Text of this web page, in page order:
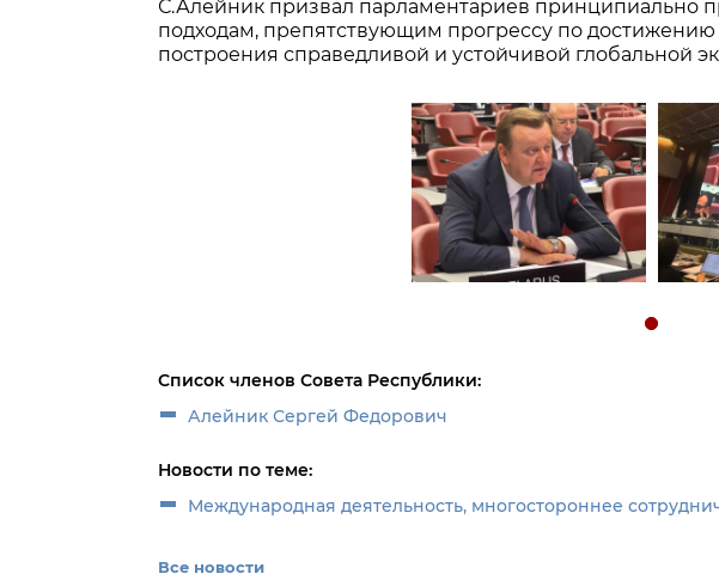
С.Алейник призвал парламентариев принципиально
подходам, препятствующим прогрессу по
построения справедливой и устойчивой глобальной
Список членов Совета Республики:
Алейник Сергей Федорович
Новости по теме:
Международная деятельность, многостороннее
Все новости